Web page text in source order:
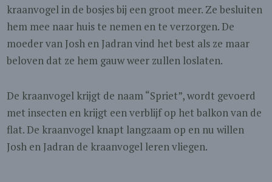
kraanvogel in de bosjes bij een groot meer. Ze besluiten
hem mee naar huis te nemen en te verzorgen. De
moeder van Josh en Jadran vind het best als ze maar
beloven dat ze hem gauw weer zullen loslaten.
De kraanvogel krijgt de naam “Spriet”, wordt gevoerd
met insecten en krijgt een verblijf op het balkon van de
flat. De kraanvogel knapt langzaam op en nu willen
Josh en Jadran de kraanvogel leren vliegen.